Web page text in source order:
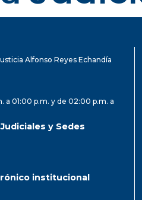
Alfonso Reyes Echandía
a 01:00 p.m. y de 02:00 p.m. a
y Sedes
institucional